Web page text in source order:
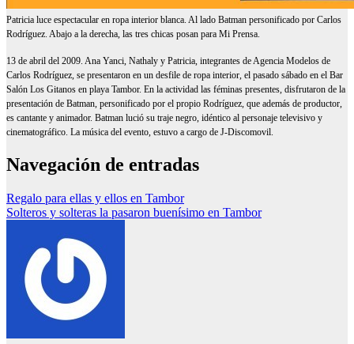
Patricia luce espectacular en ropa interior blanca. Al lado Batman personificado por Carlos
Rodríguez. Abajo a la derecha, las tres chicas posan para Mi Prensa.
13 de abril del 2009. Ana Yanci, Nathaly y Patricia, integrantes de Agencia Modelos de
Carlos Rodríguez, se presentaron en un desfile de ropa interior, el pasado sábado en el Bar
Salón Los Gitanos en playa Tambor. En la actividad las féminas presentes, disfrutaron de la
presentación de Batman, personificado por el propio Rodríguez, que además de productor,
es cantante y animador. Batman lució su traje negro, idéntico al personaje televisivo y
cinematográfico. La música del evento, estuvo a cargo de J-Discomovil.
Navegación de entradas
Regalo para ellas y ellos en Tambor
Solteros y solteras la pasaron buenísimo en Tambor